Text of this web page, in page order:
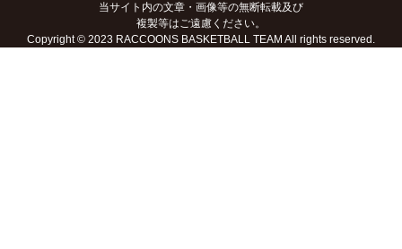
当サイト内の文章・画像等の無断転載及び
複製等はご遠慮ください。
Copyright© 2023 RACCOONS BASKETBALL TEAM All rights reserved.